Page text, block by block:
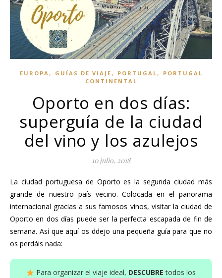
EUROPA , GUÍAS DE VIAJE , PORTUGAL ,
PORTUGAL
CONTINENTAL
Oporto en dos días:
superguía de la ciudad
del vino y los azulejos
10 julio, 2018
La ciudad portuguesa de Oporto es la segunda ciudad más
grande de nuestro país vecino. Colocada en el panorama
internacional gracias a sus famosos vinos, visitar la ciudad de
Oporto en dos días puede ser la perfecta escapada de fin de
semana. Así que aquí os ddejo una pequeña guía para que no
os perdáis nada:
Para organizar el viaje ideal, DESCUBREtodos los